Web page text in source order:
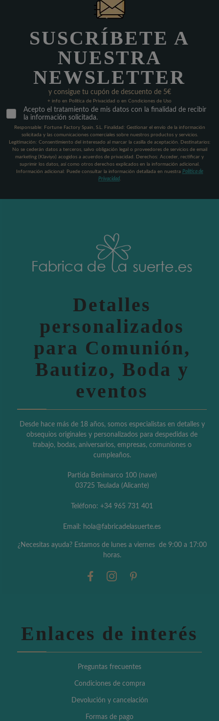
SUSCRÍBETE A
NUESTRA
NEWSLETTER
y consigue tu cupón de descuento de 5€
+ info en Política de Privacidad o en Condiciones de Uso
Acepto el tratamiento de mis datos con la finalidad de recibir
la información solicitada.
Responsable: Fortune Factory Spain, S.L. Finalidad: Gestionar el envío de la información
solicitada y las comunicaciones comerciales sobre nuestros productos y servicios.
Legitimación: Consentimiento del interesado al marcar la casilla de aceptación. Destinatarios:
No se cederán datos a terceros, salvo obligación legal o proveedores de servicios de email
marketing (Klaviyo) acogidos a acuerdos de privacidad. Derechos: Acceder, rectificar y
suprimir los datos, así como otros derechos explicados en la información adicional.
Información adicional: Puede consultar la información detallada en nuestra Política de
Privacidad
Detalles
personalizados
para Comunión,
Bautizo, Boda y
eventos
Desde hace más de 18 años, somos especialistas en detalles y
obsequios originales y personalizados para despedidas de
trabajo, bodas, aniversarios, empresas, comuniones o
cumpleaños.
Partida Benimarco 100 (nave)
03725 Teulada (Alicante)
Teléfono: +34 965 731 401
Email: hola@fabricadelasuerte.es
¿Necesitas ayuda? Estamos de lunes a viernes de 9:00 a 17:00
horas.
Enlaces de interés
Preguntas frecuentes
Condiciones de compra
Devolución y cancelación
Formas de pago